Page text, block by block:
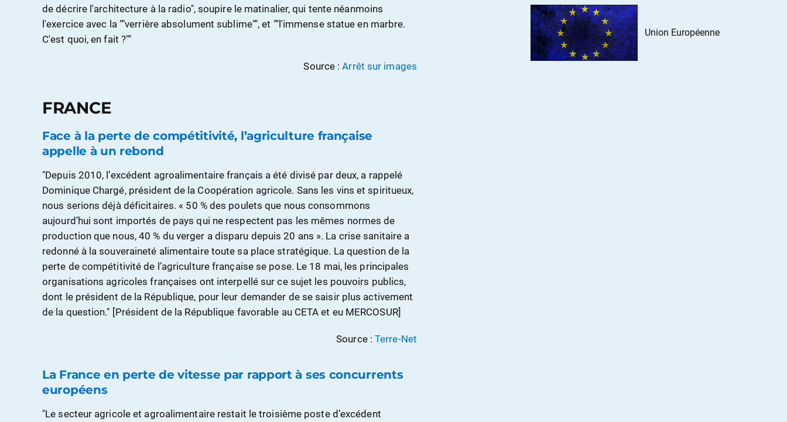
de décrire l'architecture à la radio", soupire le matinalier, qui tente néanmoins
l'exercice avec la ""verrière absolument sublime"", et ""l'immense statue en marbre.
C'est quoi, en fait ?""
Source :Arrêt sur images
FRANCE
Face à la perte de compétitivité, l’agriculture française
appelle à un rebond
"Depuis 2010, l’excédent agroalimentaire français a été divisé par deux, a rappelé
Dominique Chargé, président de la Coopération agricole. Sans les vins et spiritueux,
nous serions déjà déficitaires. « 50 % des poulets que nous consommons
aujourd’hui sont importés de pays qui ne respectent pas les mêmes normes de
production que nous, 40 % du verger a disparu depuis 20 ans ». La crise sanitaire a
redonné à la souveraineté alimentaire toute sa place stratégique. La question de la
perte de compétitivité de l’agriculture française se pose. Le 18 mai, les principales
organisations agricoles françaises ont interpellé sur ce sujet les pouvoirs publics,
dont le président de la République, pour leur demander de se saisir plus activement
de la question." [Président de la République favorable au CETA et eu MERCOSUR]
Source :Terre-Net
La France en perte de vitesse par rapport à ses concurrents
européens
"Le secteur agricole et agroalimentaire restait le troisième poste d’excédent
Union Européenne